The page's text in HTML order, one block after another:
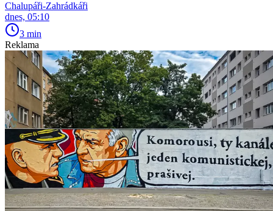
Chalupáři-Zahrádkáři
dnes, 05:10
3 min
Reklama